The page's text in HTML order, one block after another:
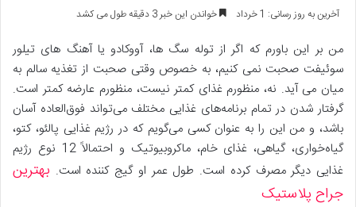
آخرین به روز رسانی: 1 خرداد خواندن این خبر 3 دقیقه طول می کشد
من بر این باورم که اگر از توله سگ ها، آووکادو یا آهنگ های تیلور
سوئیفت صحبت نمی کنیم، به خصوص وقتی صحبت از تغذیه سالم به
میان می آید. نه، منظورم غذای کمتر نیست، منظورم عارضه کمتر است.
گرفتار شدن در تمام برنامه‌های غذایی مختلف می‌تواند فوق‌العاده آسان
باشد، و من این را به عنوان کسی می‌گویم که در رژیم غذایی پالئو، کتو،
گیاه‌خواری، گیاهی، غذای خام، ماکروبیوتیک و احتمالاً 12 نوع رژیم
غذایی دیگر مصرف کرده است. طول عمر او گیج کننده است. بهترین
جراح پلاستیک